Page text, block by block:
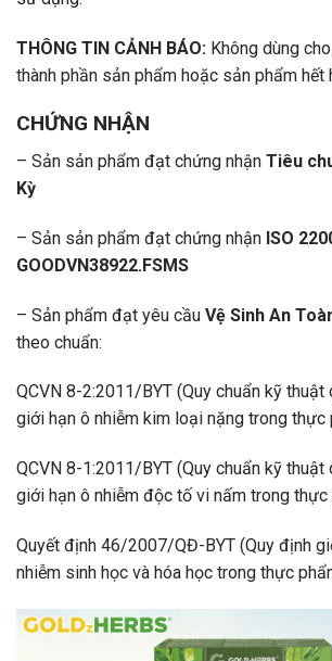
THÔNG TIN CẢNH BÁO: Không dùng
thành phần sản phẩm hoặc sản phẩm hết
CHỨNG NHẬN
– Sản sản phẩm đạt chứng nhận Tiêu
Kỳ
– Sản sản phẩm đạt chứng nhận ISO
GOODVN38922.FSMS
– Sản phẩm đạt yêu cầu Vệ Sinh An
theo chuẩn:
QCVN 8-2:2011/BYT (Quy chuẩn kỹ
giới hạn ô nhiễm kim loại nặng trong thực
QCVN 8-1:2011/BYT (Quy chuẩn kỹ
giới hạn ô nhiễm độc tố vi nấm trong thực
Quyết định 46/2007/QĐ-BYT (Quy định
nhiễm sinh học và hóa học trong thực